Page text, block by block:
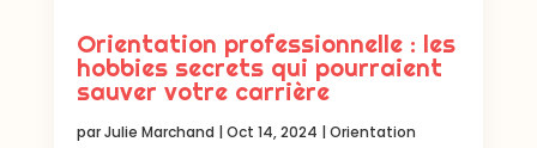
Orientation professionnelle : les
hobbies secrets qui pourraient
sauver votre carrière
parJulie Marchand | Oct 14, 2024 | Orientation